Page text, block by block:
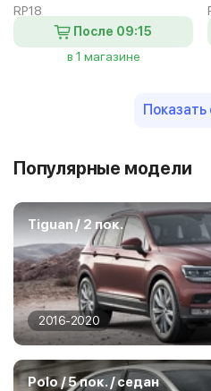
RP18
После 09:15
в 1 магазине
Популярные модели
Tiguan / 2 пок.
2016-2020
Polo / 5 пок. / седан